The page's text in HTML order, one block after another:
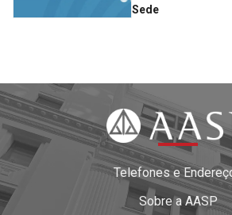
Sede
Telefones e
Sobre a AASP